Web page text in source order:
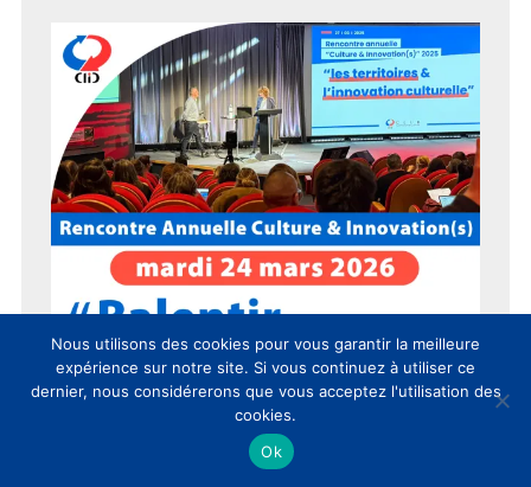
Nous utilisons des cookies pour vous garantir la meilleure
expérience sur notre site. Si vous continuez à utiliser ce
dernier, nous considérerons que vous acceptez l'utilisation des
cookies.
Ok